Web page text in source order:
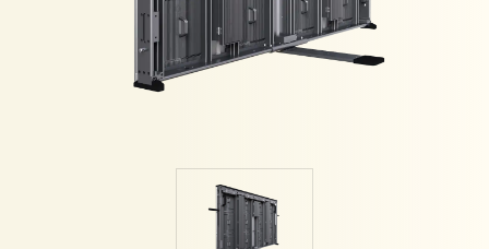
experiences, helping matches turn into cherished